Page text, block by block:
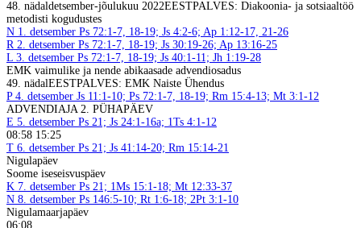
48. nädaldetsember-jõulukuu 2022EESTPALVES: Diakoonia- ja sotsiaaltöö
metodisti kogudustes
N 1. detsember Ps 72:1-7, 18-19; Js 4:2-6; Ap 1:12-17, 21-26
R2. detsember Ps 72:1-7, 18-19; Js 30:19-26; Ap 13:16-25
L 3. detsember Ps 72:1-7, 18-19; Js 40:1-11; Jh 1:19-28
EMK vaimulike ja nende abikaasade advendiosadus
49. nädalEESTPALVES: EMK Naiste Ühendus
P4. detsember Js 11:1-10; Ps 72:1-7, 18-19; Rm 15:4-13; Mt 3:1-12
ADVENDIAJA 2. PÜHAPÄEV
E 5. detsember Ps 21; Js 24:1-16a; 1Ts 4:1-12
08:58 15:25
T 6. detsember Ps 21; Js 41:14-20; Rm 15:14-21
Nigulapäev
Soome iseseisvuspäev
K 7. detsember Ps 21; 1Ms 15:1-18; Mt 12:33-37
N 8. detsember Ps 146:5-10; Rt 1:6-18; 2Pt 3:1-10
Nigulamaarjapäev
06:08